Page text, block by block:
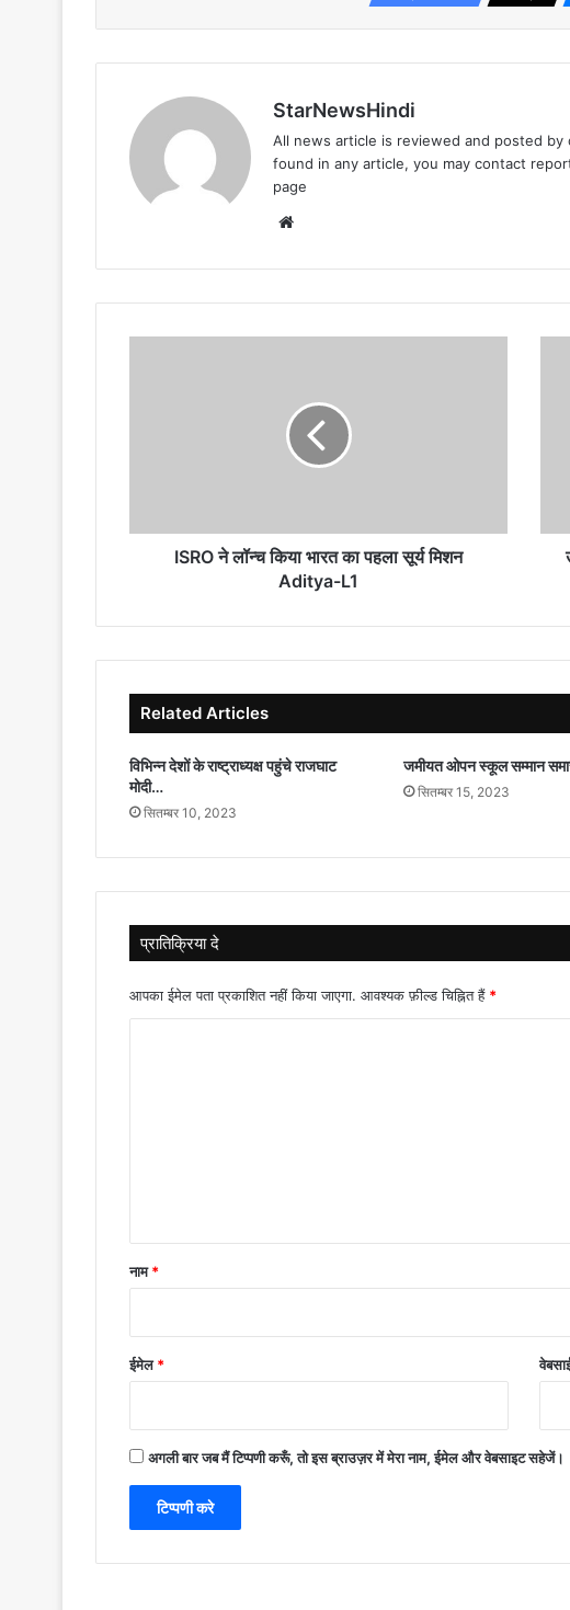
StarNewsHindi
All news article is reviewed and posted by
found in any article, you may contact
page
मिशन
Aditya-ISRO ने लॉन्च किया भारत का पहला सूर्य मिशन
Aditya-L1
अंदर
मिली
Related Articles
विभिन्न देशों के राष्ट्राध्यक्ष पहुंचे राजघाट
मोदी…
सितम्बर 10, 2023
जमीयत ओपन स्कूल सम्मान
सितम्बर 15, 2023
प्रातिक्रिया दे
आपका ईमेल पता प्रकाशित नहीं किया जाएगा. आवश्यक फ़ील्ड चिह्नित हैं *
नाम*
ईमेल*
अगली बार जब मैं टिप्पणी करूँ, तो इस ब्राउज़र में मेरा नाम, ईमेल और वेबसाइट सहेजें।